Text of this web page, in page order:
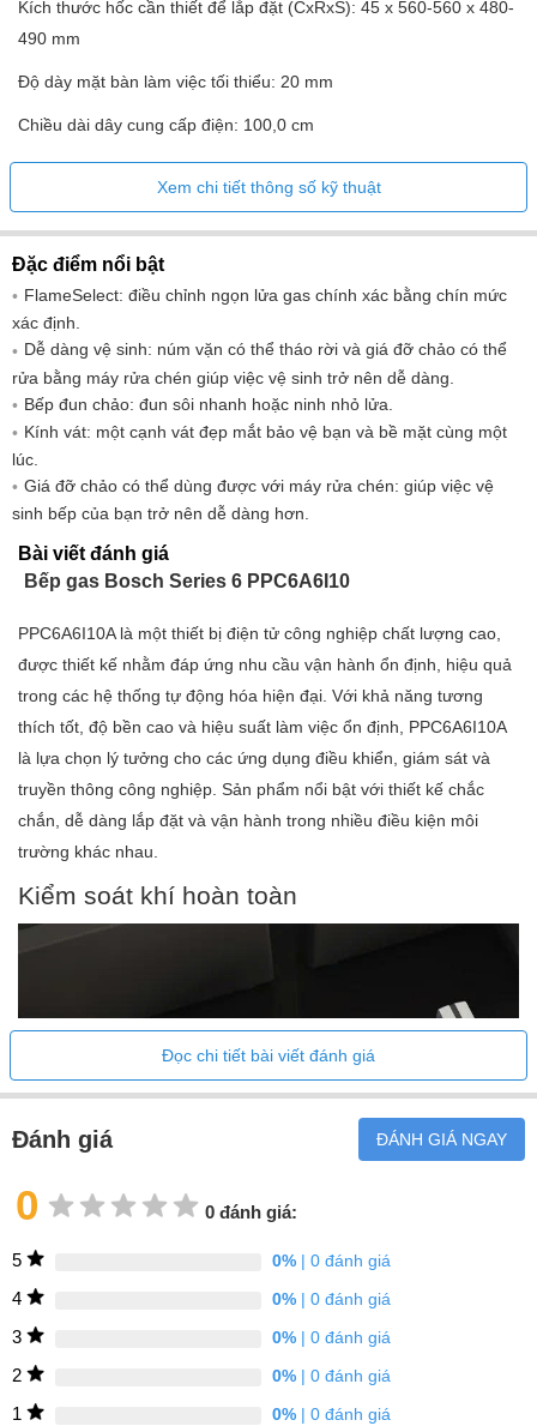
Kích thước hốc cần thiết để lắp đặt (CxRxS): 45 x 560-560 x 480-
490 mm
Độ dày mặt bàn làm việc tối thiểu: 20 mm
Chiều dài dây cung cấp điện: 100,0 cm
Loại phích cắm: phích cắm AU
Xếp hạng kết nối khí: 8000 W
Xem chi tiết thông số kỹ thuật
Đặc điểm nổi bật
FlameSelect: điều chỉnh ngọn lửa gas chính xác bằng chín mức
xác định.
Dễ dàng vệ sinh: núm vặn có thể tháo rời và giá đỡ chảo có thể
rửa bằng máy rửa chén giúp việc vệ sinh trở nên dễ dàng.
Bếp đun chảo: đun sôi nhanh hoặc ninh nhỏ lửa.
Kính vát: một cạnh vát đẹp mắt bảo vệ bạn và bề mặt cùng một
lúc.
Giá đỡ chảo có thể dùng được với máy rửa chén: giúp việc vệ
sinh bếp của bạn trở nên dễ dàng hơn.
Bài viết đánh giá
Bếp gas Bosch Series 6 PPC6A6I10
PPC6A6I10A là một thiết bị điện tử công nghiệp chất lượng cao,
được thiết kế nhằm đáp ứng nhu cầu vận hành ổn định, hiệu quả
trong các hệ thống tự động hóa hiện đại. Với khả năng tương
thích tốt, độ bền cao và hiệu suất làm việc ổn định, PPC6A6I10A
là lựa chọn lý tưởng cho các ứng dụng điều khiển, giám sát và
truyền thông công nghiệp. Sản phẩm nổi bật với thiết kế chắc
chắn, dễ dàng lắp đặt và vận hành trong nhiều điều kiện môi
trường khác nhau.
Kiểm soát khí hoàn toàn
Đọc chi tiết bài viết đánh giá
Đánh giá ĐÁNH GIÁ NGAY
0 0 đánh giá:
5 0%| 0 đánh giá
4 0%| 0 đánh giá
3 0%| 0 đánh giá
2 0%| 0 đánh giá
1 0%| 0 đánh giá